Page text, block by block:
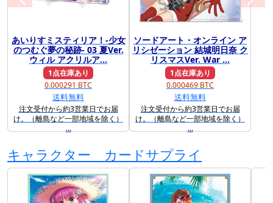
あいりすミスティリア！-少女
のつむぐ夢の秘跡- 03 夏Ver.
ウィル アクリルア...
1点在庫あり
0.000291 BTC
送料無料
注文受付から約3営業日でお届
け。（離島など一部地域を除く）
...
ソードアート・オンライン ア
リシゼーション 結城明日奈 ク
リスマスVer. War ...
1点在庫あり
0.000469 BTC
送料無料
注文受付から約3営業日でお届
け。（離島など一部地域を除く）
...
前に戻る
キャラクター カードサプライ